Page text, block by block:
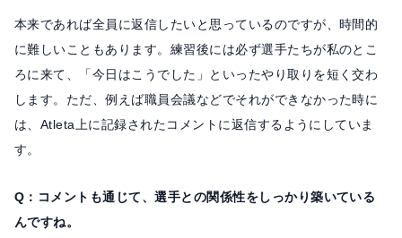
本来であれば全員に返信したいと思っているのですが、時間的
に難しいこともあります。練習後には必ず選手たちが私のとこ
ろに来て、「今日はこうでした」といったやり取りを短く交わ
します。ただ、例えば職員会議などでそれができなかった時に
は、Atleta上に記録されたコメントに返信するようにしていま
す。
Q：コメントも通じて、選手との関係性をしっかり築いている
んですね。